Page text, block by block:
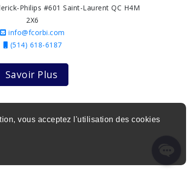
Philips #601 Saint-Laurent QC H4M
2X6
info@fcorbi.com
(514) 618-6187
Savoir Plus
vous acceptez l'utilisation des cookies